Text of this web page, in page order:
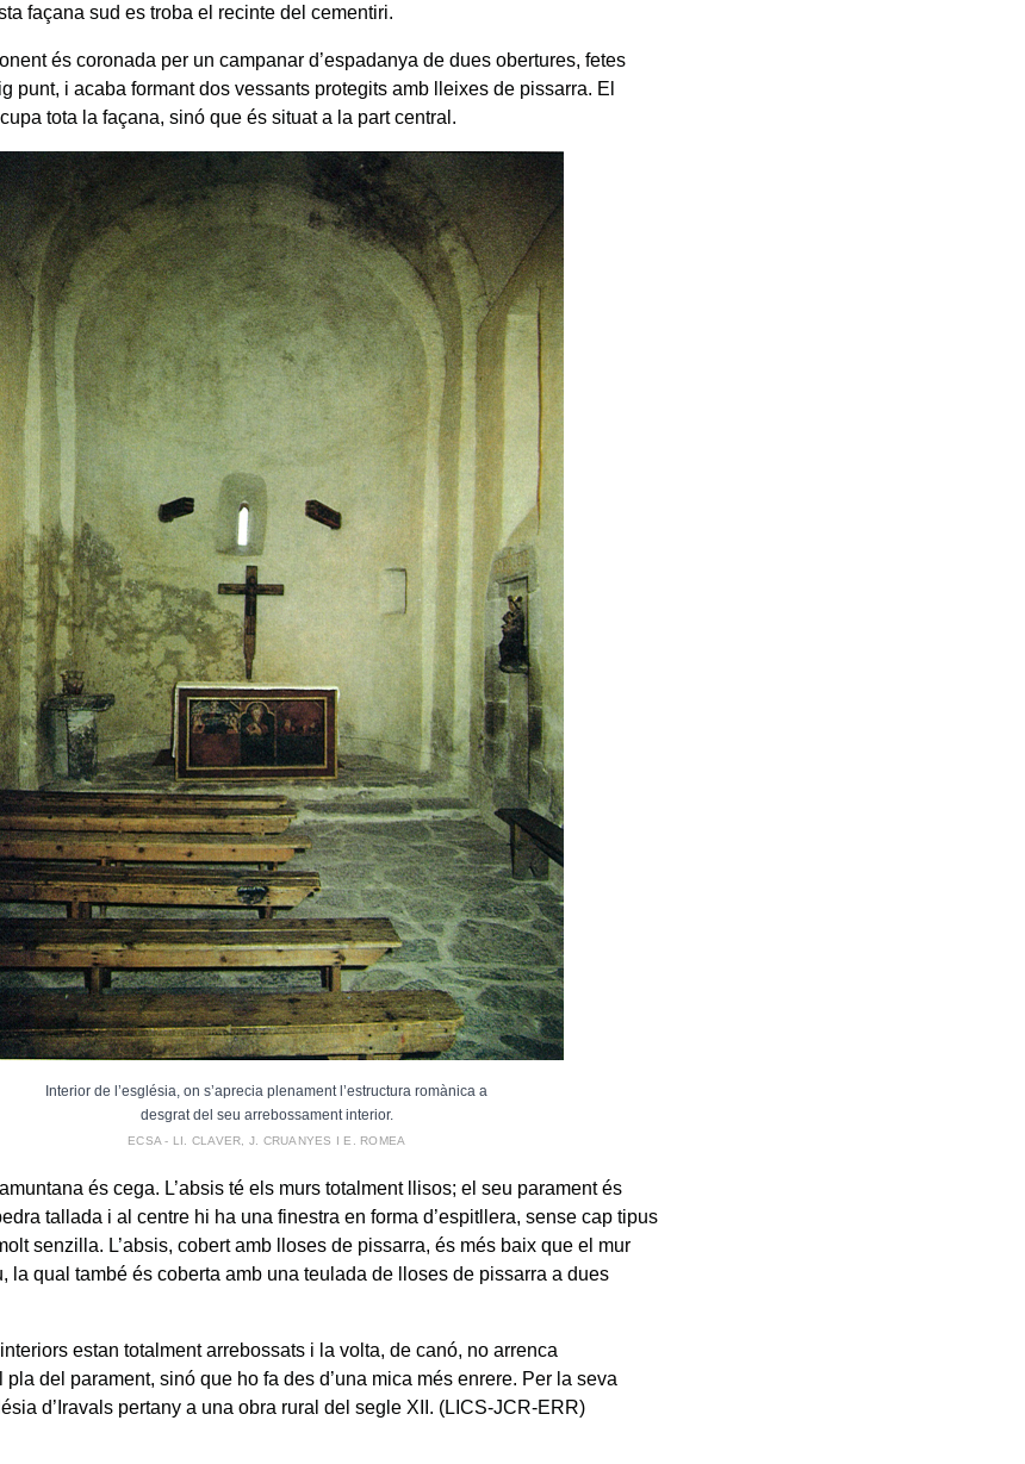
façana sud es troba el recinte del cementiri.
és coronada per un campanar d’espadanya de dues obertures, fetes
punt, i acaba formant dos vessants protegits amb lleixes de pissarra. El
tota la façana, sinó que és situat a la part central.
Interior de l’església, on s’aprecia plenament l’estructura romànica a
desgrat del seu arrebossament interior.
ECSA - LI. CLAVER, J. CRUANYES I E. ROMEA
és cega. L’absis té els murs totalment llisos; el seu parament és
tallada i al centre hi ha una finestra en forma d’espitllera, sense cap tipus
senzilla. L’absis, cobert amb lloses de pissarra, és més baix que el mur
la qual també és coberta amb una teulada de lloses de pissarra a dues
estan totalment arrebossats i la volta, de canó, no arrenca
pla del parament, sinó que ho fa des d’una mica més enrere. Per la seva
d’Iravals pertany a una obra rural del segle XII. (LICS-JCR-ERR)